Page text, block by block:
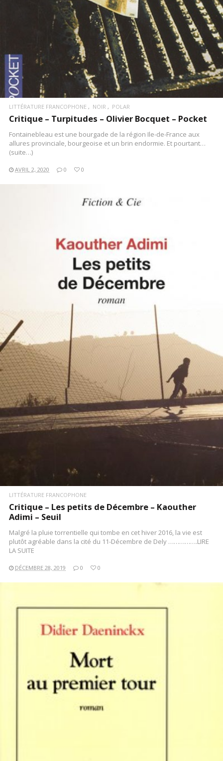
LITTÉRATURE FRANCOPHONE NOIR POLAR
Critique – Turpitudes – Olivier Bocquet – Pocket
Fontainebleau est une bourgade de la région Ile-de-France aux
allures provinciale, bourgeoise et un brin endormie. Et pourtant…
(suite…)
AVRIL 2, 2020 0 0
LITTÉRATURE FRANCOPHONE
Critique – Les petits de Décembre – Kaouther
Adimi – Seuil
Malgré la pluie torrentielle qui tombe en cet hiver 2016, la vie est
plutôt agréable dans la cité du 11-Décembre de Dely …………….LIRE
LA SUITE
DÉCEMBRE 28, 2019 0 0